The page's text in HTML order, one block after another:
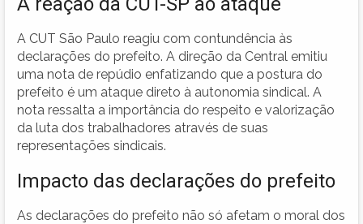
A CUT São Paulo reagiu com contundência às
declarações do prefeito. A direção da Central emitiu
uma nota de repúdio enfatizando que a postura do
prefeito é um ataque direto à autonomia sindical. A
nota ressalta a importância do respeito e valorização
da luta dos trabalhadores através de suas
representações sindicais.
Impacto das declarações do prefeito
As declarações do prefeito não só afetam o moral dos